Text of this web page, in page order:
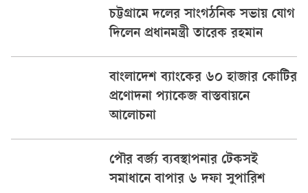
চট্টগ্রামে দলের সাংগঠনিক সভায় যোগ
দিলেন প্রধানমন্ত্রী তারেক রহমান
বাংলাদেশ ব্যাংকের ৬০ হাজার কোটির
প্রণোদনা প্যাকেজ বাস্তবায়নে
আলোচনা
পৌর বর্জ্য ব্যবস্থাপনার টেকসই
সমাধানে বাপার ৬ দফা সুপারিশ